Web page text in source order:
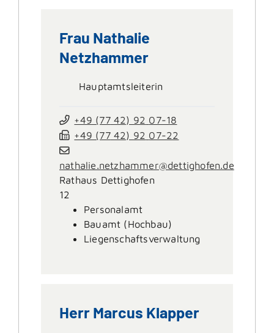
Frau Nathalie
Netzhammer
Hauptamtsleiterin
+49 (77 42) 92 07-18
+49 (77 42) 92 07-22
nathalie.netzhammer@dettighofen.de
Rathaus Dettighofen
12
Personalamt
Bauamt (Hochbau)
Liegenschaftsverwaltung
Herr Marcus Klapper